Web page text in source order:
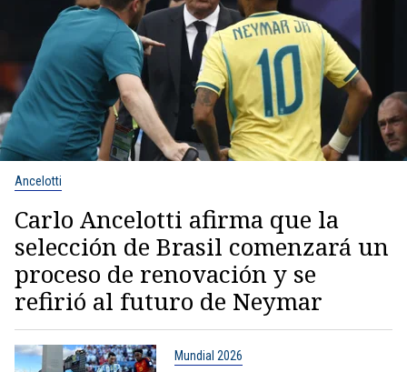
Ancelotti
Carlo Ancelotti afirma que la
selección de Brasil comenzará un
proceso de renovación y se
refirió al futuro de Neymar
Mundial 2026